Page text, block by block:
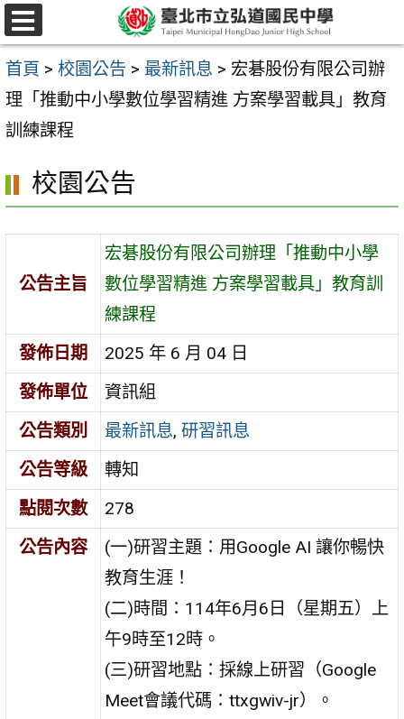
跳
至
主
要
內
區
選
單
首頁 > 校園公告 > 最新訊息 > 宏碁股份有限公司辦
理「推動中小學數位學習精進 方案學習載具」教育
訓練課程
校園公告
公告主旨
宏碁股份有限公司辦理「推動中小學
數位學習精進 方案學習載具」教育訓
練課程
發佈日期
2025 年 6 月 04 日
發佈單位
資訊組
公告類別
最新訊息,研習訊息
公告等級
轉知
點閱次數
278
公告內容
(一)研習主題：用Google AI 讓你暢快
教育生涯！
(二)時間：114年6月6日（星期五）上
午9時至12時。
(三)研習地點：採線上研習（Google
Meet會議代碼：ttxgwiv-jr）。